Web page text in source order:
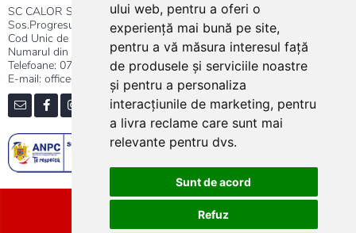
ului web, pentru a oferi o
experiență mai bună pe site,
pentru a vă măsura interesul față
de produsele și serviciile noastre
și pentru a personaliza
interacțiunile de marketing, pentru
a livra reclame care sunt mai
relevante pentru dvs.
Sunt de acord
Refuz
SC CALOR SRL
Sos.Progresului nr.30-40, Sector 5, Bucuresti
Cod Unic de Inregistrare: RO 3004724
Numarul din Registrul Comertului:J40/13176/1991
Telefoane: 0737.23.44.44|021.411.44.44
E-mail: office@calor.ro